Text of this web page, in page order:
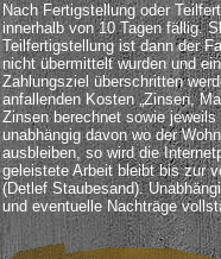
Nach Fertigstellung oder
innerhalb von 10 Tagen fällig.
Teilfertigstellung ist dann der
nicht übermittelt wurden und
Zahlungsziel überschritten
anfallenden Kosten „Zinsen,
Zinsen berechnet sowie
unabhängig davon wo der
ausbleiben, so wird die
geleistete Arbeit bleibt bis zur
(Detlef Staubesand).
und eventuelle Nachträge